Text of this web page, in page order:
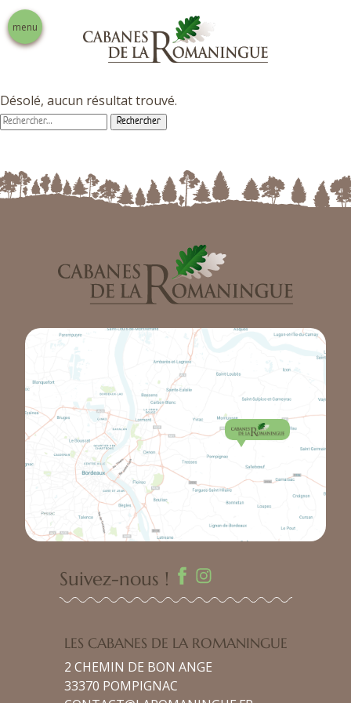
menu
Nos prestations
Désolé, aucun résultat trouvé.
Rechercher :
Suivez-nous !
LES CABANES DE LA ROMANINGUE
2 CHEMIN DE BON ANGE
33370 POMPIGNAC